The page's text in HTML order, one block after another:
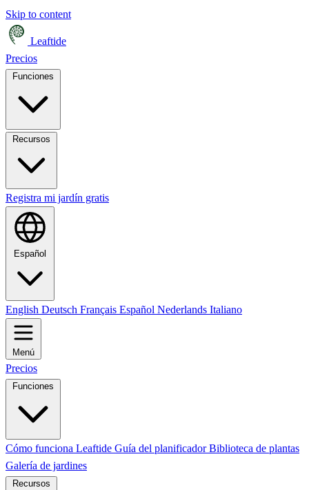
Skip to content
Leaftide
Precios
Registra mi jardín gratis
Español
English Deutsch Français Español Nederlands Italiano
Menú
Precios
Funciones
Cómo funciona Leaftide Guía del planificadorBiblioteca de plantas
Galería de jardines
Recursos